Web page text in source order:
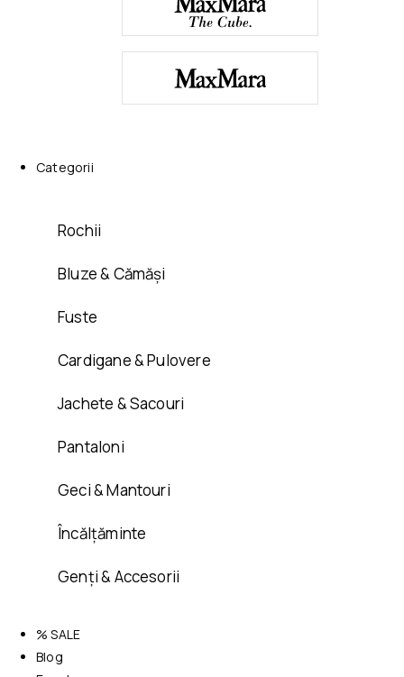
Categorii
Rochii
Bluze & Cămăși
Fuste
Cardigane & Pulovere
Jachete & Sacouri
Pantaloni
Geci & Mantouri
Încălțăminte
Genți & Accesorii
% SALE
Blog